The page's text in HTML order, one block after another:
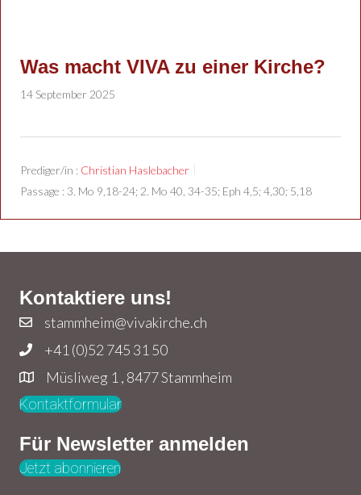
Was macht VIVA zu einer Kirche?
14 September 2025
Prediger/in : Christian Haslebacher
Passage :3. Mo 9,18-24; 2. Mo 40, 34-35; Eph 4,5; 4,30; 5,18
Kontaktiere uns!
stammheim@vivakirche.ch
+41 (0)52 745 31 50
Müsliweg 1 , 8477 Stammheim
Kontaktformular
Für Newsletter anmelden
Jetzt abonnieren